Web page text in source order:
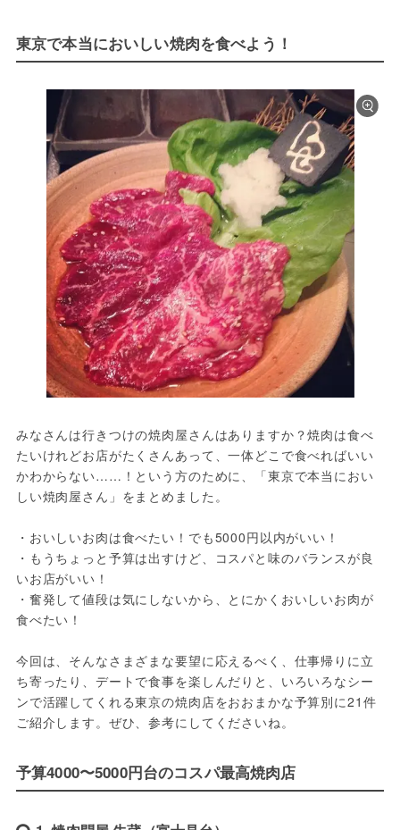
東京で本当においしい焼肉を食べよう！
みなさんは行きつけの焼肉屋さんはありますか？焼肉は食べ
たいけれどお店がたくさんあって、一体どこで食べればいい
かわからない……！という方のために、「東京で本当におい
しい焼肉屋さん」をまとめました。
・おいしいお肉は食べたい！でも5000円以内がいい！
・もうちょっと予算は出すけど、コスパと味のバランスが良
いお店がいい！
・奮発して値段は気にしないから、とにかくおいしいお肉が
食べたい！
今回は、そんなさまざまな要望に応えるべく、仕事帰りに立
ち寄ったり、デートで食事を楽しんだりと、いろいろなシー
ンで活躍してくれる東京の焼肉店をおおまかな予算別に21件
ご紹介します。ぜひ、参考にしてくださいね。
予算4000〜5000円台のコスパ最高焼肉店